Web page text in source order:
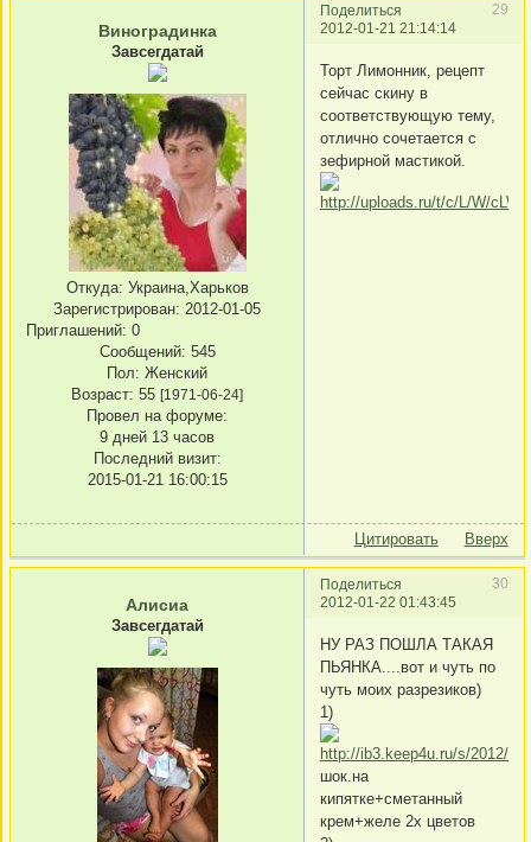
Поделиться
29
2012-01-21 21:14:14
Виноградинка
Завсегдатай
Откуда: Украина,Харьков
Зарегистрирован: 2012-01-05
Приглашений: 0
Сообщений: 545
Пол: Женский
Возраст: 55 [1971-06-24]
Провел на форуме:
9 дней 13 часов
Последний визит:
2015-01-21 16:00:15
Торт Лимонник, рецепт
сейчас скину в
соответствующую тему,
отлично сочетается с
зефирной мастикой.
Цитировать Вверх
Поделиться
30
2012-01-22 01:43:45
Алисиа
Завсегдатай
НУ РАЗ ПОШЛА ТАКАЯ
ПЬЯНКА....вот и чуть по
чуть моих разрезиков)
1)
шок.на
кипятке+сметанный
крем+желе 2х цветов